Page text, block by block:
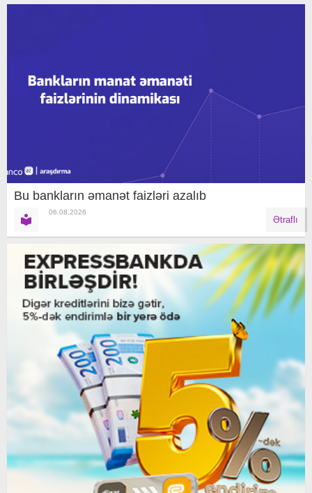
Bu bankların əmanət faizləri azalıb
06.08.2026
Ətraflı